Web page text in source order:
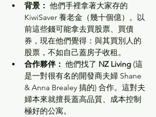
背景： 他們手裡拿著大家存的
KiwiSaver 養老金（幾十個億）。以
前這些錢可能拿去買股票、買債
券，現在他們覺得：與其買別人的
股票，不如自己蓋房子收租。
合作夥伴： 他們找了 NZ Living (這
是一對很有名的開發商夫婦 Shane
& Anna Brealey 搞的) 合作。這對夫
婦本來就擅長蓋高品質、成本控制
極好的公寓。